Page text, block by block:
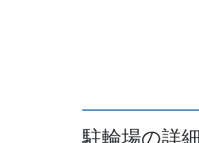
駐輪場の詳細